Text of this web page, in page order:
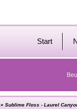
Start
» Sublime Floss - Laurel